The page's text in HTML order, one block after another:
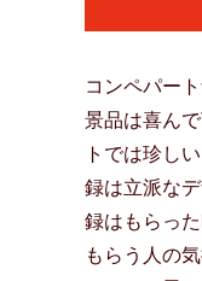
コンペパー
景品は喜ん
トでは珍し
録は立派な
録はもらっ
もらう人の